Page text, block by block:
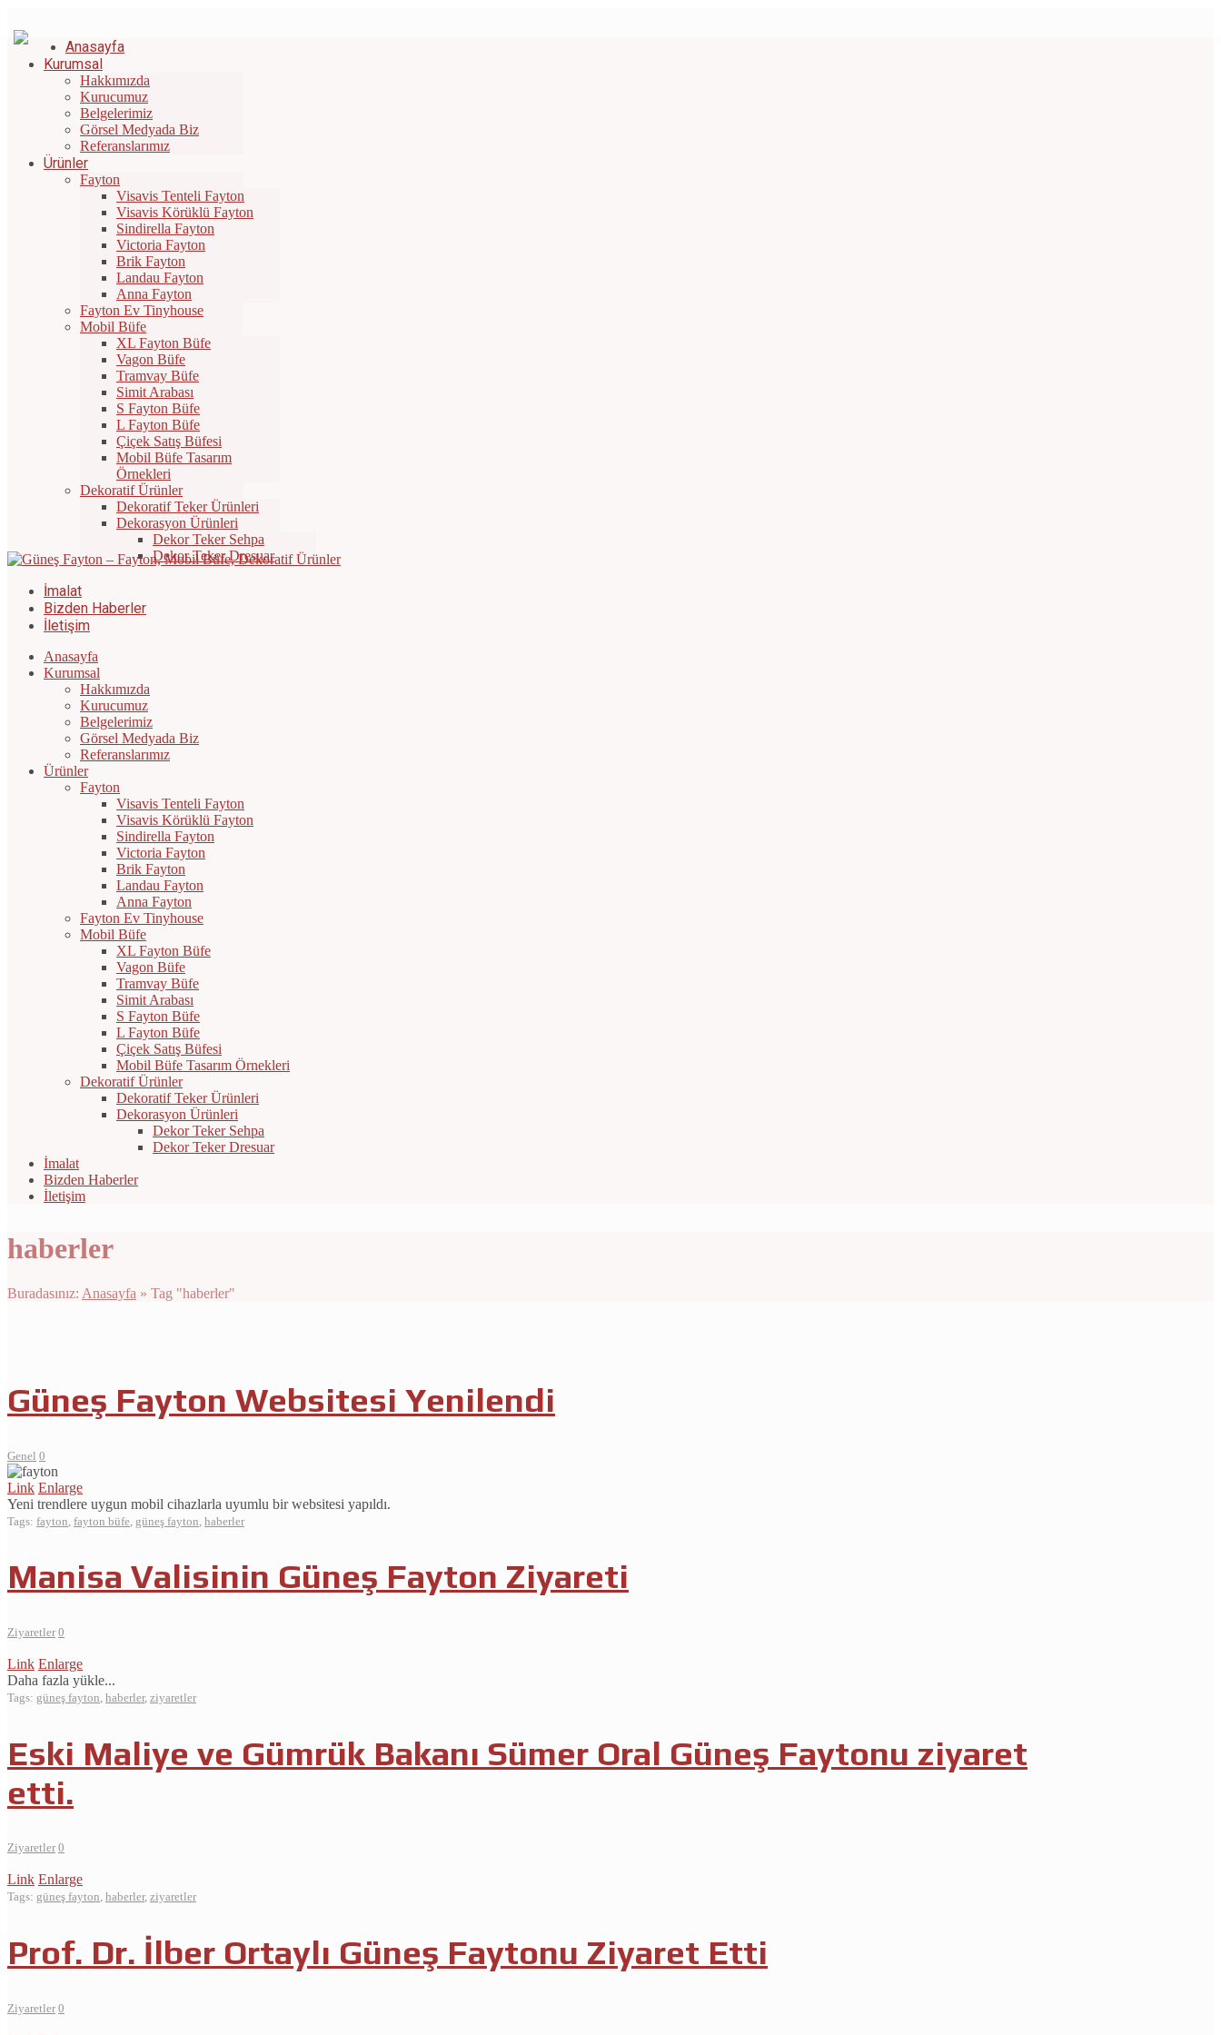
Anasayfa
Kurumsal
Hakkımızda
Kurucumuz
Belgelerimiz
Görsel Medyada Biz
Referanslarımız
Ürünler
Fayton
Visavis Tenteli Fayton
Visavis Körüklü Fayton
Sindirella Fayton
Victoria Fayton
Brik Fayton
Landau Fayton
Anna Fayton
Fayton Ev Tinyhouse
Mobil Büfe
XL Fayton Büfe
Vagon Büfe
Tramvay Büfe
Simit Arabası
S Fayton Büfe
L Fayton Büfe
Çiçek Satış Büfesi
Mobil Büfe Tasarım
Örnekleri
Dekoratif Ürünler
Dekoratif Teker Ürünleri
Dekorasyon Ürünleri
Dekor Teker Sehpa
Dekor Teker Dresuar
İmalat
Bizden Haberler
İletişim
Anasayfa
Kurumsal
Hakkımızda
Kurucumuz
Belgelerimiz
Görsel Medyada Biz
Referanslarımız
Ürünler
Fayton
Visavis Tenteli Fayton
Visavis Körüklü Fayton
Sindirella Fayton
Victoria Fayton
Brik Fayton
Landau Fayton
Anna Fayton
Fayton Ev Tinyhouse
Mobil Büfe
XL Fayton Büfe
Vagon Büfe
Tramvay Büfe
Simit Arabası
S Fayton Büfe
L Fayton Büfe
Çiçek Satış Büfesi
Mobil Büfe Tasarım Örnekleri
Dekoratif Ürünler
Dekoratif Teker Ürünleri
Dekorasyon Ürünleri
Dekor Teker Sehpa
Dekor Teker Dresuar
İmalat
Bizden Haberler
İletişim
haberler
Buradasınız: Anasayfa » Tag "haberler"
Güneş Fayton Websitesi Yenilendi
Genel 0
Link Enlarge
Yeni trendlere uygun mobil cihazlarla uyumlu bir websitesi yapıldı.
Tags: fayton fayton büfe güneş fayton haberler
Manisa Valisinin Güneş Fayton Ziyareti
Ziyaretler 0
Link Enlarge
Daha fazla yükle...
Tags: güneş fayton haberler, ziyaretler
Eski Maliye ve Gümrük Bakanı Sümer Oral Güneş Faytonu ziyaret
etti.
Ziyaretler 0
Link Enlarge
Tags: güneş fayton, haberler, ziyaretler
Prof. Dr. İlber Ortaylı Güneş Faytonu Ziyaret Etti
Ziyaretler 0